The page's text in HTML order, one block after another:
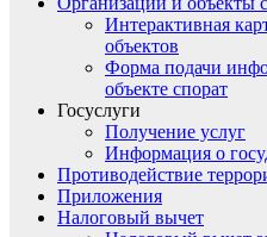
Интерактивная
объектов
Форма подачи
объекте спорат
Госуслуги
Получение услуг
Информация о
Противодействие
Приложения
Налоговый вычет